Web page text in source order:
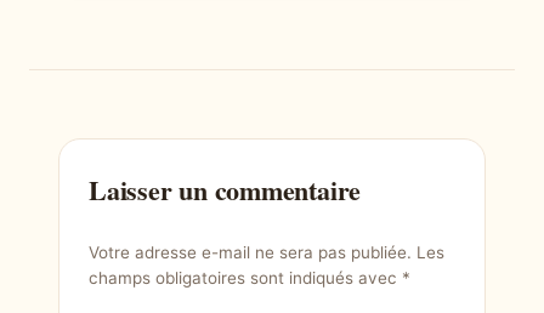
Laisser un commentaire
Votre adresse e-mail ne sera pas publiée. Les
champs obligatoires sont indiqués avec *